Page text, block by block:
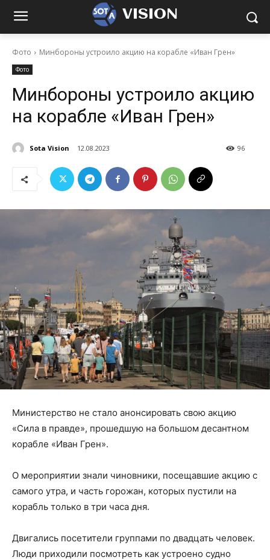
VISION
Фото Минбороны устроило акцию на корабле «Иван Грен»
Фото
Минбороны устроило акцию
на корабле «Иван Грен»
Sota Vision 12.08.2023 96
Министерство не стало анонсировать свою акцию
«Сила в правде», прошедшую на большом десантном
корабле «Иван Грен».
О мероприятии знали чиновники, посещавшие акцию с
самого утра, и часть горожан, которых пустили на
корабль только в три часа дня.
Двигались посетители группами по двадцать человек.
Люди приходили посмотреть как устроено судно